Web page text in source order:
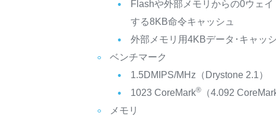
Flashや外部メモリからの0ウェ
する8KB命令キャッシュ
外部メモリ用4KBデータ･キャッ
ベンチマーク
1.5DMIPS/MHz（Drystone 2.1）
1023 CoreMark® （4.092
メモリ